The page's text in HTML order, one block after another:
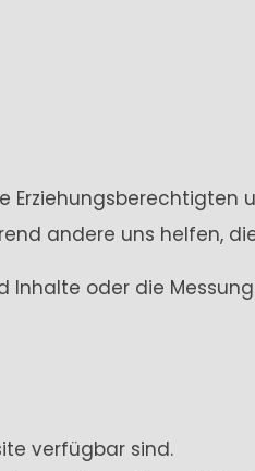
Erziehungsberechtigten
andere uns helfen,
Inhalte oder die
verfügbar sind.